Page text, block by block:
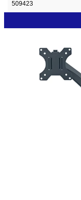
509423